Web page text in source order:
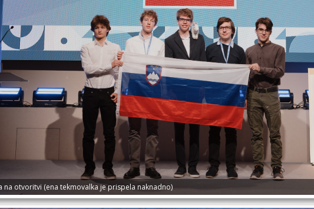
na otvoritvi (ena tekmovalka je prispela naknadno)